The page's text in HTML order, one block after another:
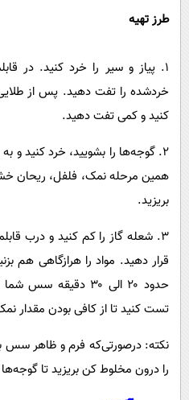
طرز تهیه
۱. پیاز و سیر را خرد کنید. در
خردشده را تفت دهید. پس از
کنید و کمی تفت دهید.
۲. گوجه‌ها را بشویید، خرد کنید و
همین مرحله نمک، فلفل، ریحان
بریزید.
۳. شعله گاز را کم کنید و درب
قرار دهید. مواد را هرازگاهی هم
حدود ۲۰ الی ۳۰
تست کنید تا از کافی بودن مقدار
نکته: درصورتی‌که فرم و ظاهر سس
را درون مخلوط کن بریزید تا